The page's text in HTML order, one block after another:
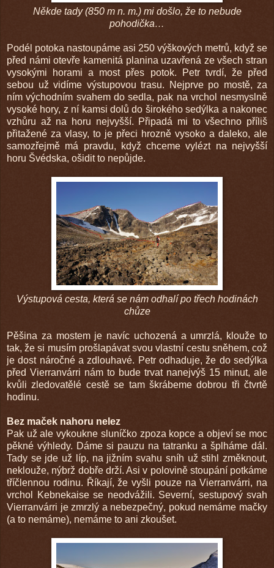
Někde tady (850 m n. m.) mi došlo, že to nebude
pohodička…
Podél potoka nastoupáme asi 250 výškových metrů, když se
před námi otevře kamenitá planina uzavřená ze všech stran
vysokými horami a most přes potok. Petr tvrdí, že před
sebou už vidíme výstupovou trasu. Nejprve po mostě, za
ním východním svahem do sedla, pak na vrchol nesmyslně
vysoké hory, z ní kamsi dolů do širokého sedýlka a nakonec
vzhůru až na horu nejvyšší. Připadá mi to všechno příliš
přitažené za vlasy, to je přeci hrozně vysoko a daleko, ale
samozřejmě má pravdu, když chceme vylézt na nejvyšší
horu Švédska, ošidit to nepůjde.
Výstupová cesta, která se nám odhalí po třech hodinách
chůze
Pěšina za mostem je navíc uchozená a umrzlá, klouže to
tak, že si musím prošlapávat svou vlastní cestu sněhem, což
je dost náročné a zdlouhavé. Petr odhaduje, že do sedýlka
před Vierranvárri nám to bude trvat nanejvýš 15 minut, ale
kvůli zledovatělé cestě se tam škrábeme dobrou tři čtvrtě
hodinu.
Bez maček nahoru nelez
Pak už ale vykoukne sluníčko zpoza kopce a objeví se moc
pěkné výhledy. Dáme si pauzu na tatranku a šplháme dál.
Tady se jde už líp, na jižním svahu sníh už stihl změknout,
neklouže, nýbrž dobře drží. Asi v polovině stoupání potkáme
tříčlennou rodinu. Říkají, že vyšli pouze na Vierranvárri, na
vrchol Kebnekaise se neodvážili. Severní, sestupový svah
Vierranvárri je zmrzlý a nebezpečný, pokud nemáme mačky
(a to nemáme), nemáme to ani zkoušet.